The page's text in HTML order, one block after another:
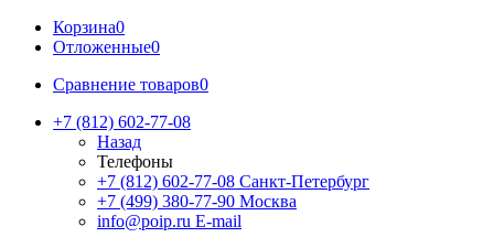
Корзина0
Отложенные0
Сравнение товаров0
+7 (812) 602-77-08
Назад
Телефоны
+7 (812) 602-77-08 Санкт-Петербург
+7 (499) 380-77-90 Москва
info@poip.ru E-mail